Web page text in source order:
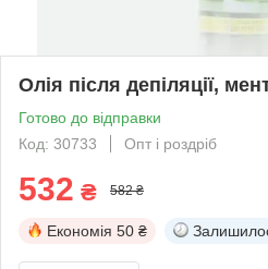
Олія після депіляції,
Готово до відправки
Код: 30733
Опт і роздріб
532 ₴ 582 ₴
Економія 50 ₴